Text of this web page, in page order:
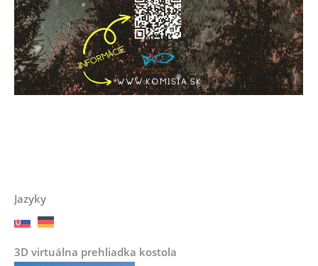
Jazyky
3D virtuálna prehliadka kostola